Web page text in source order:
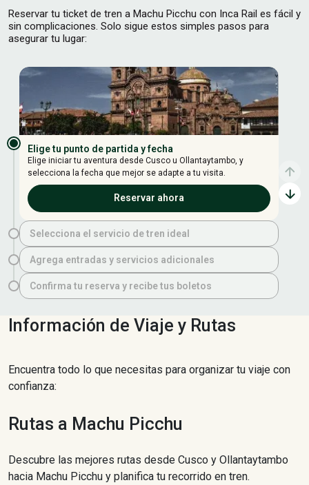
Reservar tu ticket de tren a Machu Picchu con Inca Rail es fácil y
sin complicaciones. Solo sigue estos simples pasos para
asegurar tu lugar:
Elige tu punto de partida y fecha
Elige iniciar tu aventura desde Cusco u Ollantaytambo, y
selecciona la fecha que mejor se adapte a tu visita.
Reservar ahora
Selecciona el servicio de tren ideal
Agrega entradas y servicios adicionales
Confirma tu reserva y recibe tus boletos
Información de Viaje y Rutas
Encuentra todo lo que necesitas para organizar tu viaje con
confianza:
Rutas a Machu Picchu
Descubre las mejores rutas desde Cusco y Ollantaytambo
hacia Machu Picchu y planifica tu recorrido en tren.